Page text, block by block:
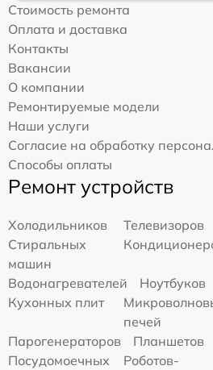
Стоимость ремонта
Оплата и доставка
Контакты
Вакансии
О компании
Ремонтируемые модели
Наши услуги
Согласие на обработку
Способы оплаты
Ремонт устройств
Холодильников
Телевизоров
Стиральных
машин
Водонагревателей
Ноутбуков
Кухонных плит
печей
Парогенераторов
Планшетов
Посудомоечных
Роботов-